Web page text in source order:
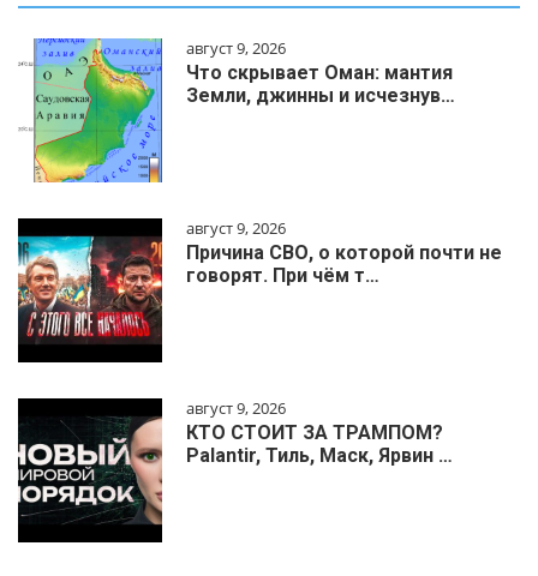
август 9, 2026
Что скрывает Оман: мантия
Земли, джинны и исчезнув…
август 9, 2026
Причина СВО, о которой почти не
говорят. При чём т…
август 9, 2026
КТО СТОИТ ЗА ТРАМПОМ?
Palantir, Тиль, Маск, Ярвин …